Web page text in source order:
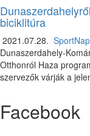
biciklitúra
2021.07.28.
Dunaszerdahely-
Otthonról Haza
szervezők várják a
Facebook